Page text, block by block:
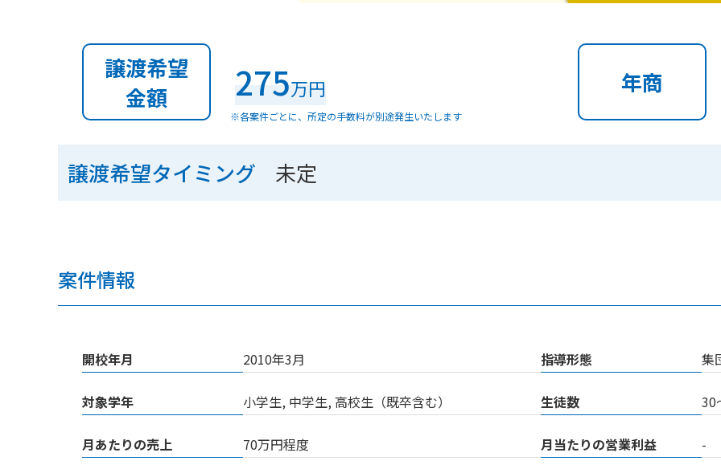
譲渡希望
金額
275万円
※各案件ごとに、所定の手数料が別途発生いたします
年商
譲渡希望タイミング 未定
案件情報
開校年月 2010年3月 指導形態 集
対象学年 小学生, 中学生, 高校生（既卒含む） 生徒数 30
月あたりの売上 70万円程度 月当たりの営業利益 -